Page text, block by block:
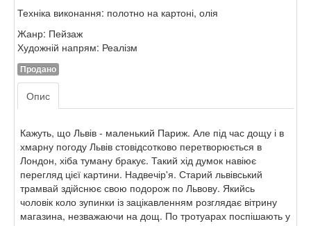
Техніка виконання: полотно на картоні, олія
Жанр: Пейзаж
Художній напрям: Реалізм
Продано
Опис
Кажуть, що Львів - маленький Париж. Але під час дощу і в
хмарну погоду Львів стовідсотково перетворюється в
Лондон, хіба туману бракує. Такий хід думок навіює
перегляд цієї картини. Надвечір'я. Старий львівський
трамвай здійснює свою подорож по Львову. Якийсь
чоловік коло зупинки із зацікавленням розглядає вітрину
магазина, незважаючи на дощ. По тротуарах поспішають у